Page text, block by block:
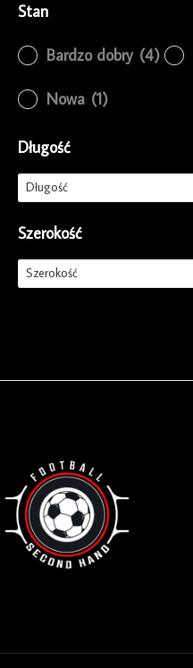
Stan
Bardzo dobry (4)
Nowa (1)
Długość
Długość
Szerokość
Szerokość